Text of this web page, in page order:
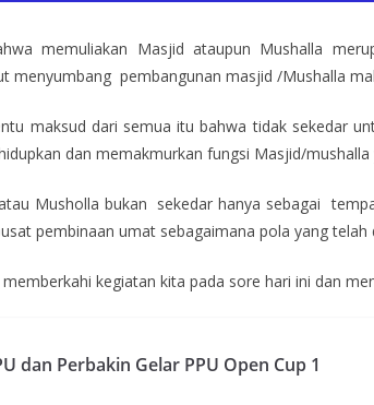
memuliakan Masjid ataupun Mushalla
menyumbang pembangunan masjid /Mushalla
maksud dari semua itu bahwa tidak sekedar
dan memakmurkan fungsi Masjid/
Musholla bukan sekedar hanya sebagai
pembinaan umat sebagaimana pola yang telah
memberkahi kegiatan kita pada sore hari ini dan
dan Perbakin Gelar PPU Open Cup 1